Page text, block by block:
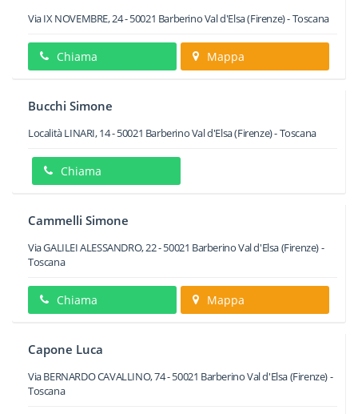
Via IX NOVEMBRE, 24-50021 Barberino Val d'Elsa(Firenze) -Toscana
Chiama Mappa
Bucchi Simone
Località LINARI, 14-50021 Barberino Val d'Elsa(Firenze) -Toscana
Chiama
Cammelli Simone
Via GALILEI ALESSANDRO, 22-50021 Barberino Val d'Elsa(Firenze) -
Toscana
Chiama Mappa
Capone Luca
Via BERNARDO CAVALLINO, 74-50021 Barberino Val d'Elsa(Firenze) -
Toscana